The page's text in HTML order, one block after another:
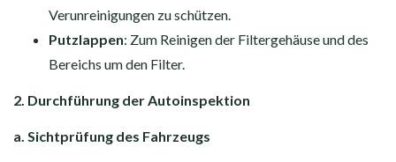
Verunreinigungen zu schützen.
Putzlappen: Zum Reinigen der Filtergehäuse und des
Bereichs um den Filter.
2. Durchführung der Autoinspektion
a. Sichtprüfung des Fahrzeugs